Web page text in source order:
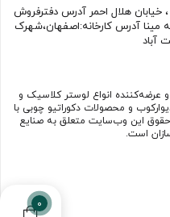
0
آدرس دفتر همکاران: تهران ، بزرگراه نواب ، خیابان هلال احمر آدرس دفترفروش
اینترنتی:اصفهان،خیابان شیخ بهایی ،کوچه مینا آدرس کارخانه:اصفهان،شهرک
آباد
و عرضه‌کننده انواع لوستر کلاسیک و
و محصولات دکوراتیو چوبی با
حقوق این وب‌سایت متعلق به صنایع
است.